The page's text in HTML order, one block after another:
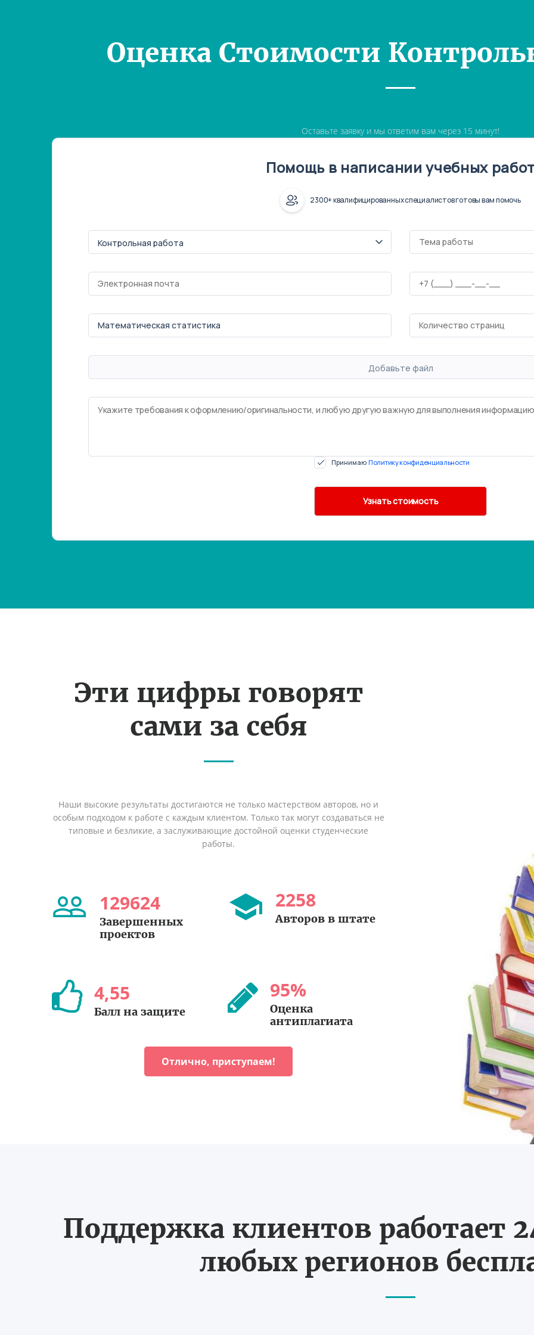
Оценка Стоимости
Оставьте заявку и мы ответим вам через 15 минут!
Помощь в написании учебных
2300+ квалифицированных специалистов готовы вам помочь
Добавьте файл
Принимаю Политику конфиденциальности
Эти цифры говорят
сами за себя
Наши высокие результаты достигаются не только мастерством авторов, но и
особым подходом к работе с каждым клиентом. Только так могут создаваться не
типовые и безликие, а заслуживающие достойной оценки студенческие
работы.
129624
Завершенных
проектов
2258
Авторов в штате
4,55
Балл на защите
95%
Оценка
антиплагиата
Отлично, приступаем!
Поддержка клиентов работает
любых регионов